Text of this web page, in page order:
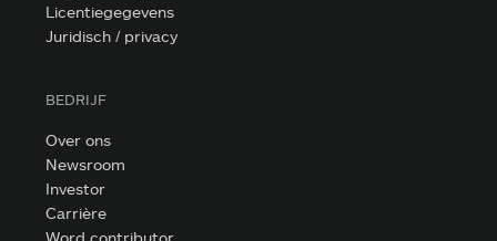
Licentiegegevens
Juridisch / privacy
BEDRIJF
Over ons
Newsroom
Investor
Carrière
Word contributor